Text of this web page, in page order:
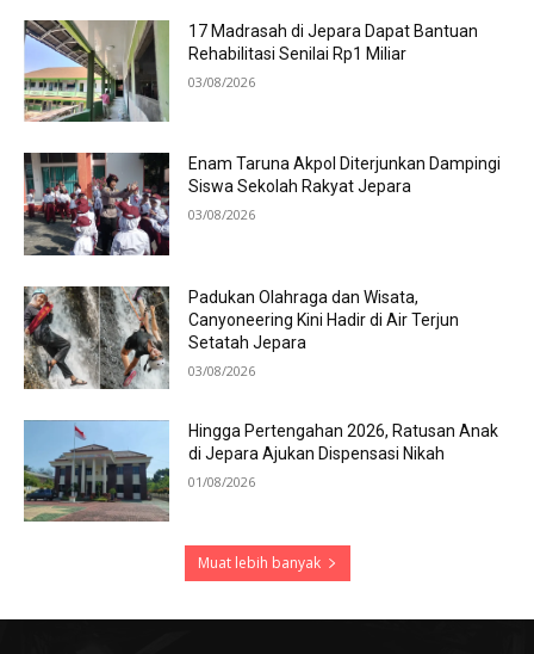
17 Madrasah di Jepara Dapat Bantuan
Rehabilitasi Senilai Rp1 Miliar
03/08/2026
Enam Taruna Akpol Diterjunkan Dampingi
Siswa Sekolah Rakyat Jepara
03/08/2026
Padukan Olahraga dan Wisata,
Canyoneering Kini Hadir di Air Terjun
Setatah Jepara
03/08/2026
Hingga Pertengahan 2026, Ratusan Anak
di Jepara Ajukan Dispensasi Nikah
01/08/2026
Muat lebih banyak